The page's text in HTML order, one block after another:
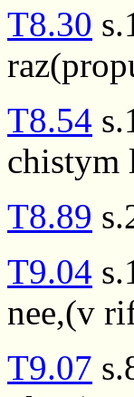
T8.30
T8.54
chistym
T8.89
T9.04
nee,(v
T9.07